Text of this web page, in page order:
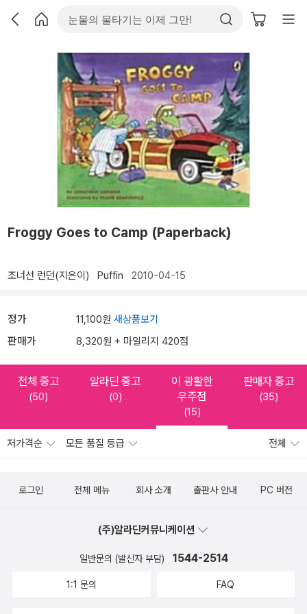
Froggy Goes to Camp (Paperback)
조너선 런던(지은이) Puffin 2010-04-15
정가 11,100원 새상품보기
판매가 8,320원 + 마일리지 420점
전체 중고
(50)
알라딘 중고
(0)
이 광활한
우주점
(15)
판매자 중고
(35)
저가격순 모든 품질 등급 전체
로그인 전체 메뉴 회사 소개 출판사 안내 PC 버전
(주)알라딘커뮤니케이션
일반문의 (발신자 부담) 1544-2514
1:1 문의 FAQ